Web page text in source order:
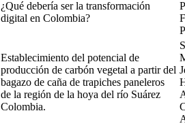
¿Qué debería ser la transformación
digital en Colombia?
Establecimiento del potencial de
producción de carbón vegetal a partir del
bagazo de caña de trapiches paneleros
de la región de la hoya del río Suárez
Colombia.